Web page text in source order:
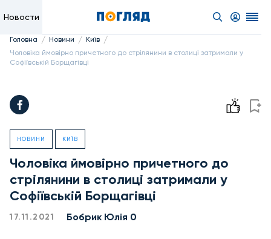
Новости
Головна / Новини / Київ /
Чоловіка ймовірно причетного до стрілянини в столиці затримали у
Софіївській Борщагівці
НОВИНИ КИЇВ
Чоловіка ймовірно причетного до
стрілянини в столиці затримали у
Софіївській Борщагівці
17.11.2021 Бобрик Юлія 0